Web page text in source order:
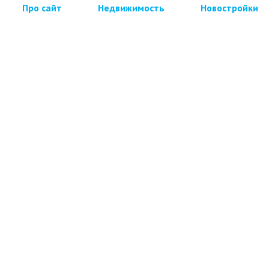
Про сайт Недвижимость Новостройки